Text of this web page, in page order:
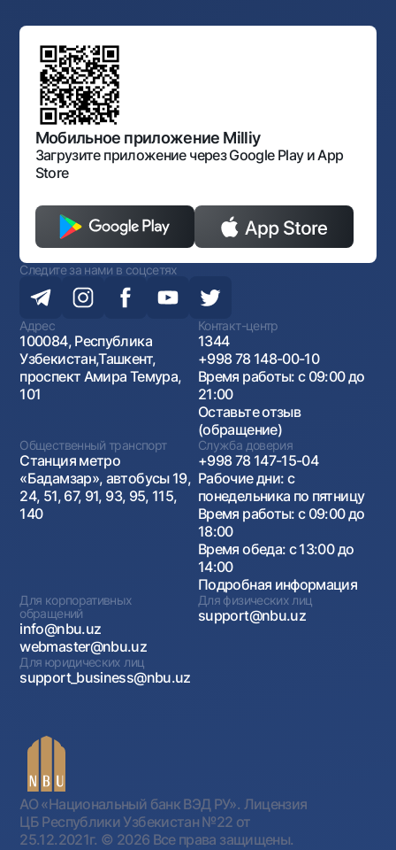
Противодействие коррупции
Фирменный стиль
Карта сайта
Офисы и банкоматы
Согласие на обработку персональных данных
Галерея изобразительного искусства Узбекистана
Типовые договоры
Обсуждение проектов нормативно-правовых
документов
Нормативно-правовые документы
Порядок и режим работы НБУ
Открытые данные
Антимонопольный комплаенс
Мобильное приложение Milliy
Загрузите приложение через Google Play и App
Store
Следите за нами в соцсетях
Адрес
100084, Республика
Узбекистан,Ташкент,
проспект Амира Темура,
101
Контакт-центр
1344
+998 78 148-00-10
Время работы: с 09:00 до
21:00
Оставьте отзыв
(обращение)
Общественный транспорт
Станция метро
«Бадамзар», автобусы 19,
24, 51, 67, 91, 93, 95, 115,
140
Служба доверия
+998 78 147-15-04
Рабочие дни: с
понедельника по пятницу
Время работы: с 09:00 до
18:00
Время обеда: с 13:00 до
14:00
Подробная информация
Для корпоративных
обращений
info@nbu.uz
webmaster@nbu.uz
Для физических лиц
support@nbu.uz
Для юридических лиц
support_business@nbu.uz
АО «Национальный банк ВЭД РУ». Лицензия
ЦБ Республики Узбекистан №22 от
25.12.2021г. © 2026 Все права защищены.